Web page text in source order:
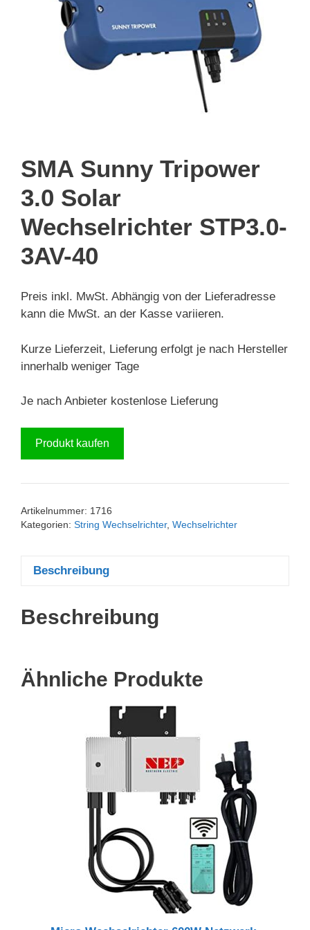
SMA Sunny Tripower
3.0 Solar
Wechselrichter STP3.0-
3AV-40
Preis inkl. MwSt. Abhängig von der Lieferadresse
kann die MwSt. an der Kasse variieren.
Kurze Lieferzeit, Lieferung erfolgt je nach Hersteller
innerhalb weniger Tage
Je nach Anbieter kostenlose Lieferung
Produkt kaufen
Artikelnummer: 1716
Kategorien: String Wechselrichter, Wechselrichter
Beschreibung
Beschreibung
Ähnliche Produkte